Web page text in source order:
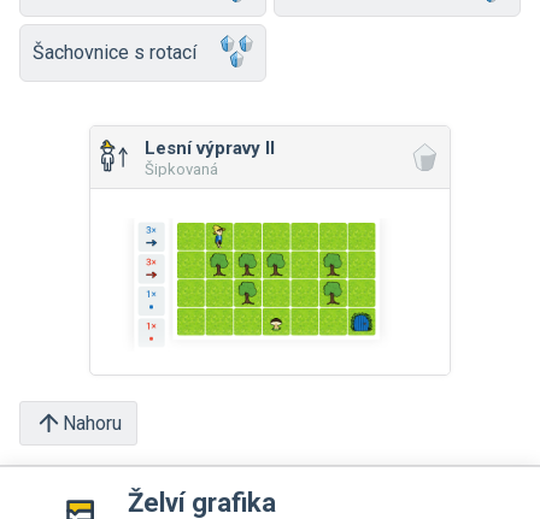
Šachovnice s rotací
Lesní výpravy II
Šipkovaná
Nahoru
Želví grafika